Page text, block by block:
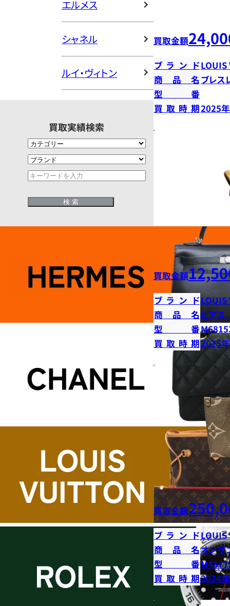
エルメス
シャネル
ルイ・ヴィトン
買取実績検索
買取金額
ブランドLOUIS
商品名 ブレス
型番
買取時期2025
買取金額
ブランドLOUIS
商品名 ピア
型番
買取時期2025
買取金額
ブランドLOUIS
商品名オンザ
型番
買取時期2024